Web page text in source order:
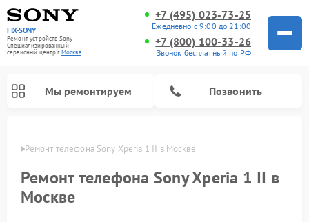
FIX-SONY
Ремонт устройств Sony
Специализированный
cервисный центр г.Москва
+7 (495) 023-73-25
Ежедневно с 9:00 до 21:00
+7 (800) 100-33-26
Звонок бесплатный по РФ
Мы ремонтируем Позвонить
Ремонт телефона Sony Xperia 1 II в Москве
Ремонт телефона Sony Xperia 1 II в
Москве